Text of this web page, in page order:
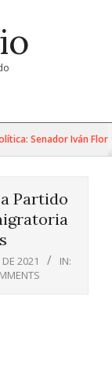
Senador Iván
Partido
2021
IN: